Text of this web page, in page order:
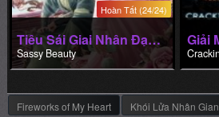
Hoàn Tất (24/24)
Tiêu Sái Giai Nhân Đạm Đạm Trang
Sassy Beauty
Giải
Fireworks of My Heart Khói Lửa Nhân